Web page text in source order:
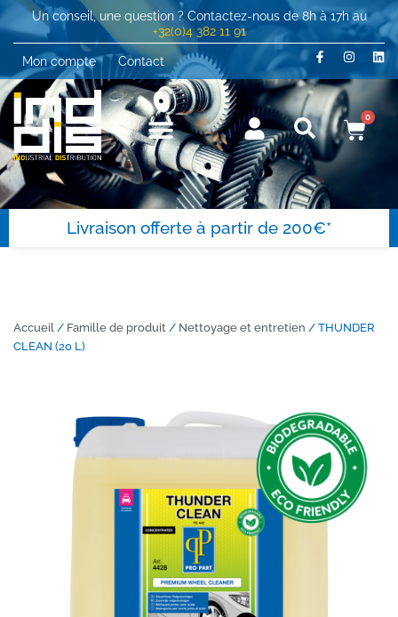
Un conseil, une question ? Contactez-nous de 8h à 17h au
+32(0)4 382 11 91
Mon compte
Contact
0
Livraison offerte à partir de 200€*
Accueil / Famille de produit / Nettoyage et entretien / THUNDER
CLEAN (20 L)